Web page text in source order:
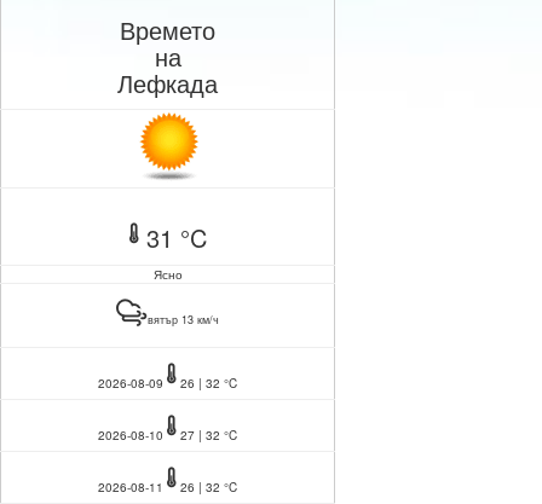
Времето
на
Лефкада
31 °C
Ясно
вятър 13 км/ч
2026-08-09 26 | 32 °C
2026-08-10 27 | 32 °C
2026-08-11 26 | 32 °C